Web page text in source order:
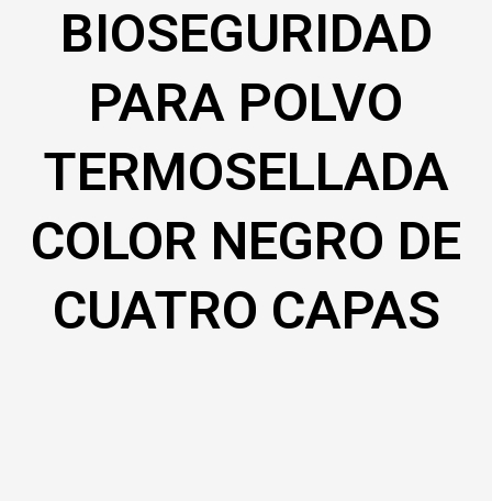
BIOSEGURIDAD
PARA POLVO
TERMOSELLADA
COLOR NEGRO DE
CUATRO CAPAS